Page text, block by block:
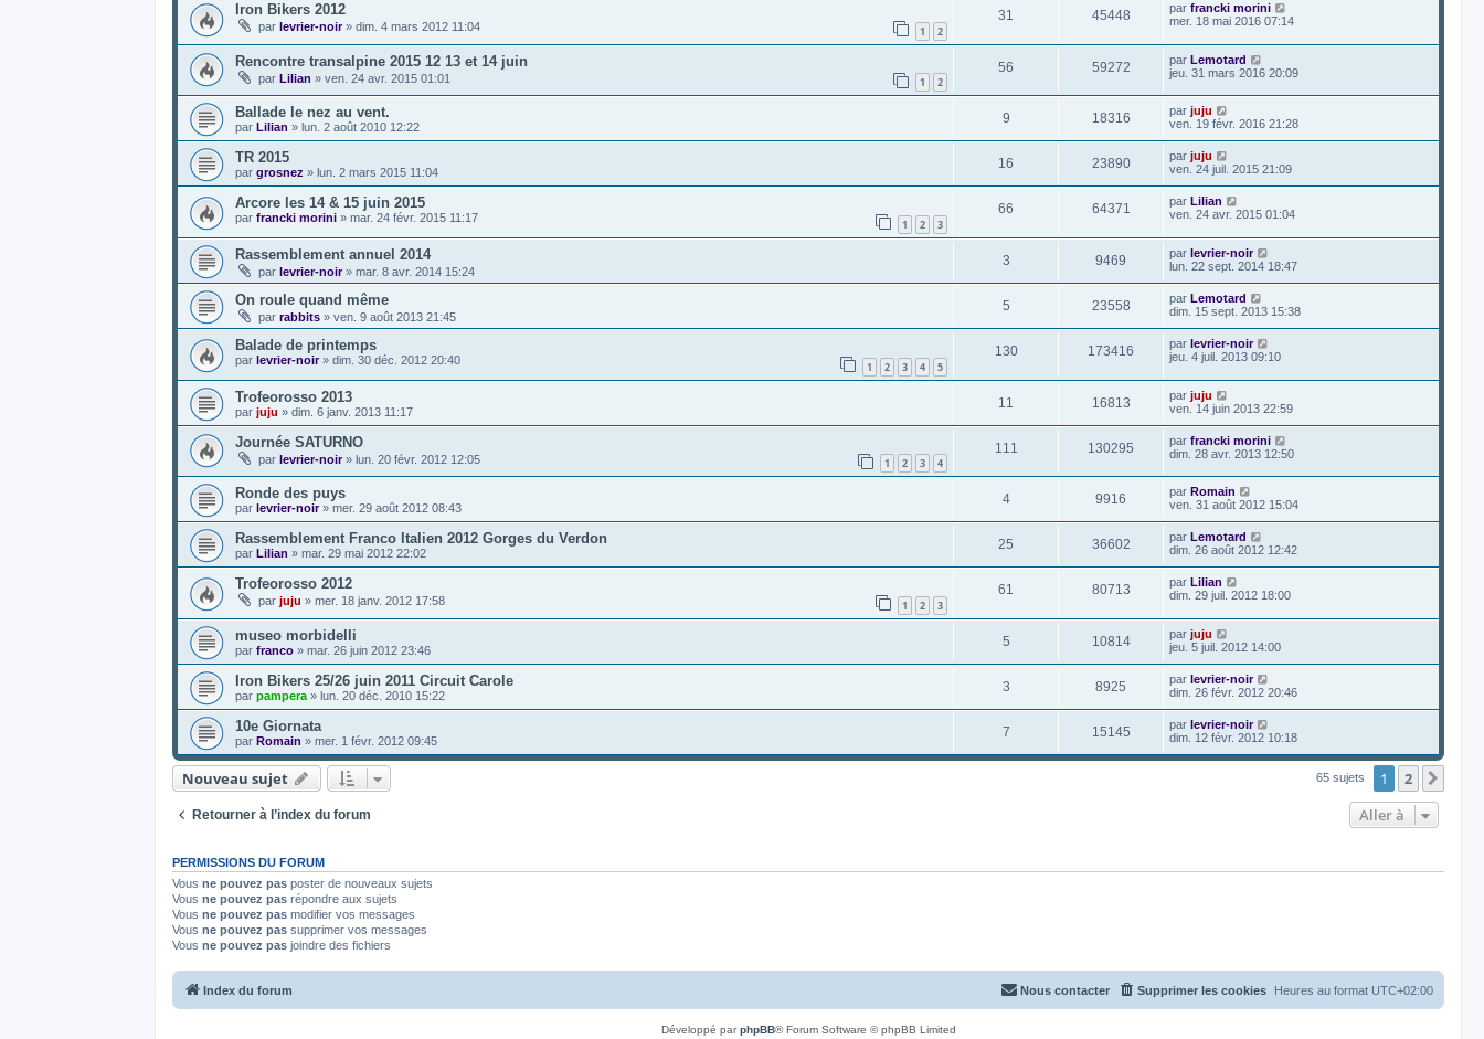
Iron Bikers 2012
par levrier-noir» dim. 4 mars 2012 11:04 1 2
31 45448 par francki morini
mer. 18 mai 2016 07:14
Rencontre transalpine 2015 12 13 et 14 juin
par Lilian » ven. 24 avr. 2015 01:01 1 2
56 59272 par Lemotard
jeu. 31 mars 2016 20:09
Ballade le nez au vent.
par Lilian » lun. 2 août 2010 12:22
9 18316 par juju
ven. 19 févr. 2016 21:28
TR 2015
par grosnez » lun. 2 mars 2015 11:04
16 23890 par juju
ven. 24 juil. 2015 21:09
Arcore les 14 & 15 juin 2015
par francki morini » mar. 24 févr. 2015 11:17 1 2 3
66 64371 par Lilian
ven. 24 avr. 2015 01:04
Rassemblement annuel 2014
par levrier-noir» mar. 8 avr. 2014 15:24
3 9469 par levrier-noir
lun. 22 sept. 2014 18:47
On roule quand même
par rabbits » ven. 9 août 2013 21:45
5 23558 par Lemotard
dim. 15 sept. 2013 15:38
Balade de printemps
par levrier-noir» dim. 30 déc. 2012 20:40 1 2 3 4 5
130 173416 par levrier-noir
jeu. 4 juil. 2013 09:10
Trofeorosso 2013
par juju » dim. 6 janv. 2013 11:17
11 16813 par juju
ven. 14 juin 2013 22:59
Journée SATURNO
par levrier-noir» lun. 20 févr. 2012 12:05 1 2 3 4
111 130295 par francki morini
dim. 28 avr. 2013 12:50
Ronde des puys
par levrier-noir» mer. 29 août 2012 08:43
4 9916 par Romain
ven. 31 août 2012 15:04
Rassemblement Franco Italien 2012 Gorges du Verdon
par Lilian » mar. 29 mai 2012 22:02
25 36602 par Lemotard
dim. 26 août 2012 12:42
Trofeorosso 2012
par juju » mer. 18 janv. 2012 17:58 1 2 3
61 80713 par Lilian
dim. 29 juil. 2012 18:00
museo morbidelli
par franco » mar. 26 juin 2012 23:46
5 10814 par juju
jeu. 5 juil. 2012 14:00
Iron Bikers 25/26 juin 2011 Circuit Carole
par pampera » lun. 20 déc. 2010 15:22
3 8925 par levrier-noir
dim. 26 févr. 2012 20:46
10e Giornata
par Romain » mer. 1 févr. 2012 09:45
7 15145 par levrier-noir
dim. 12 févr. 2012 10:18
Nouveau sujet 65 sujets 1 2
Retourner à l’index du forum Aller à
PERMISSIONS DU FORUM
Vous ne pouvez pas poster de nouveaux sujets
Vous ne pouvez pas répondre aux sujets
Vous ne pouvez pas modifier vos messages
Vous ne pouvez pas supprimer vos messages
Vous ne pouvez pas joindre des fichiers
Index du forum Heures au format UTC+02:00
Supprimer les cookies
Nous contacter
Développé parphpBB® Forum Software © phpBB Limited